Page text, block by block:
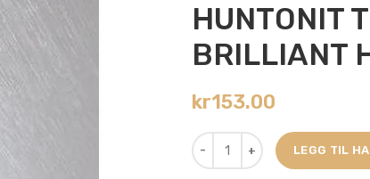
HUNTONIT
BRILLIANT
kr153.00
LEGG TIL